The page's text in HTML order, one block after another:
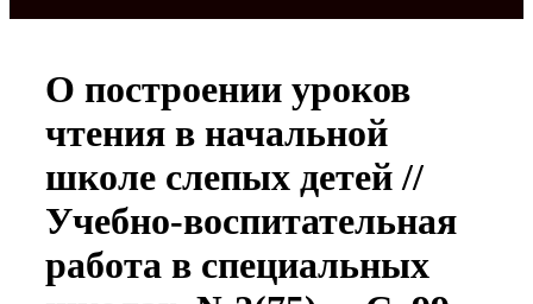
О построении уроков
чтения в начальной
школе слепых детей //
Учебно-воспитательная
работа в специальных